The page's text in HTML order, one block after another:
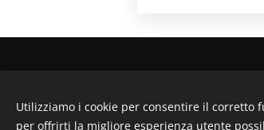
Utilizziamo i cookie per consentire il corretto
per offrirti la migliore esperienza utente